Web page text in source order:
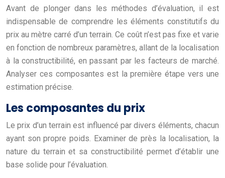
Avant de plonger dans les méthodes d’évaluation, il est
indispensable de comprendre les éléments constitutifs du
prix au mètre carré d’un terrain. Ce coût n’est pas fixe et varie
en fonction de nombreux paramètres, allant de la localisation
à la constructibilité, en passant par les facteurs de marché.
Analyser ces composantes est la première étape vers une
estimation précise.
Les composantes du prix
Le prix d’un terrain est influencé par divers éléments, chacun
ayant son propre poids. Examiner de près la localisation, la
nature du terrain et sa constructibilité permet d’établir une
base solide pour l’évaluation.